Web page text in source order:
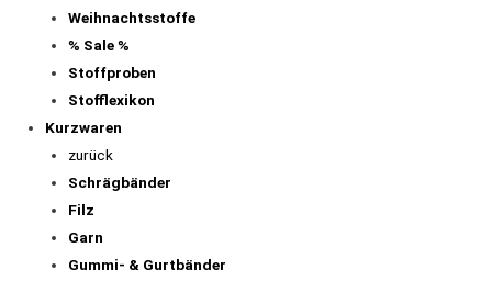
Weihnachtsstoffe
% Sale %
Stoffproben
Stofflexikon
Kurzwaren
zurück
Schrägbänder
Filz
Garn
Gummi- & Gurtbänder